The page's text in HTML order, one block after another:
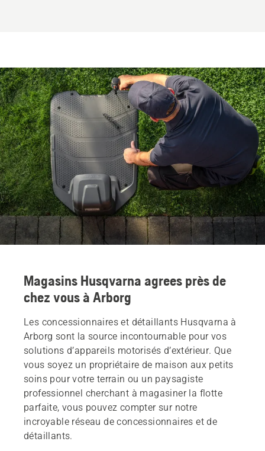
Magasins Husqvarna agrees près de
chez vous à Arborg
Les concessionnaires et détaillants Husqvarna à
Arborg sont la source incontournable pour vos
solutions d’appareils motorisés d’extérieur. Que
vous soyez un propriétaire de maison aux petits
soins pour votre terrain ou un paysagiste
professionnel cherchant à magasiner la flotte
parfaite, vous pouvez compter sur notre
incroyable réseau de concessionnaires et de
détaillants.